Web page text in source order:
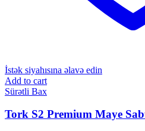
İstək siyahısına əlavə edin
Add to cart
Sürətli Bax
Tork S2 Premium Maye